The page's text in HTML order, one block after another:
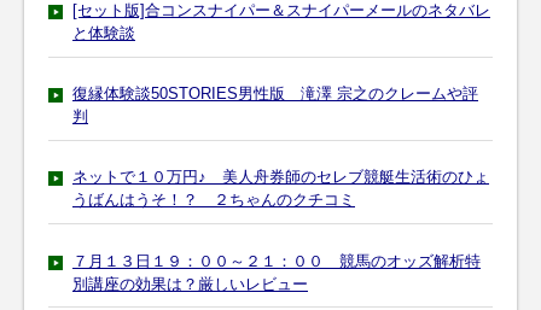
[セット版]合コンスナイパー＆スナイパーメールのネタバレ
と体験談
復縁体験談50STORIES男性版 滝澤 宗之のクレームや評
判
ネットで１０万円♪ 美人舟券師のセレブ競艇生活術のひょ
うばんはうそ！？ ２ちゃんのクチコミ
７月１３日１９：００～２１：００ 競馬のオッズ解析特
別講座の効果は？厳しいレビュー